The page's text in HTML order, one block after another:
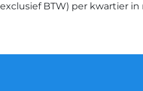
BTW) per kwartier